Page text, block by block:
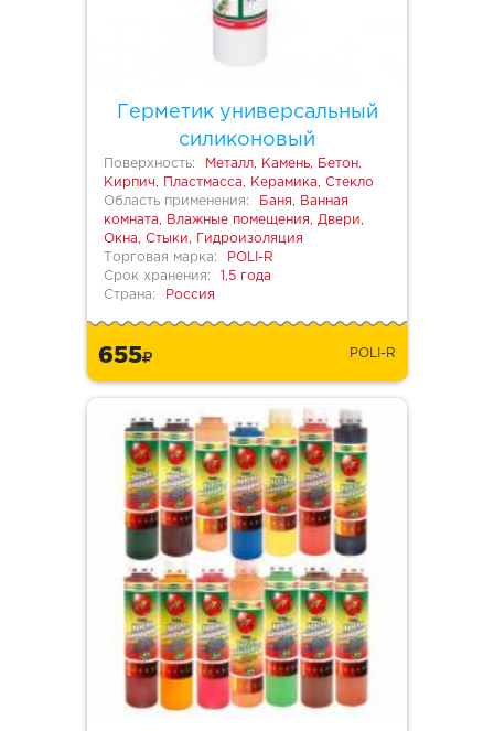
Герметик универсальный
силиконовый
Поверхность:
Металл, Камень, Бетон,
Кирпич, Пластмасса, Керамика, Стекло
Область применения:
Баня, Ванная
комната, Влажные помещения, Двери,
Окна, Стыки, Гидроизоляция
Торговая марка:
POLI-R
Срок хранения:
1,5 года
Страна:
Россия
655 POLI-R